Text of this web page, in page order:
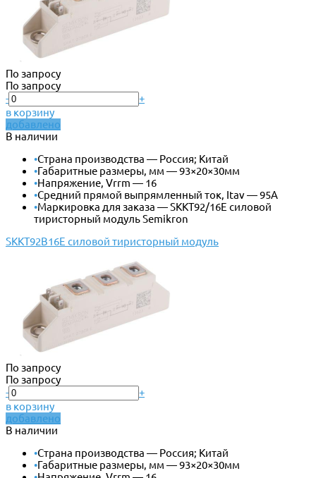
По запросу
По запросу
-
+
в корзину
добавлено
В наличии
•Страна производства — Россия; Китай
•Габаритные размеры, мм — 93×20×30мм
•Напряжение, Vrrm — 16
•Средний прямой выпрямленный ток, Itav — 95А
•Маркировка для заказа — SKKT92/16E силовой
тиристорный модуль Semikron
SKKT92B16E силовой тиристорный модуль
По запросу
По запросу
-
+
в корзину
добавлено
В наличии
•Страна производства — Россия; Китай
•Габаритные размеры, мм — 93×20×30мм